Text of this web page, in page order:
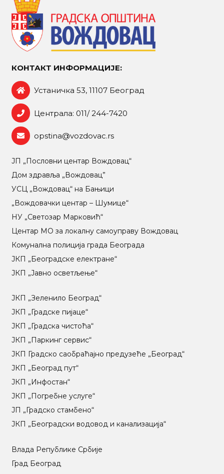
КОНТАКТ ИНФОРМАЦИЈЕ:
Устаничка 53, 11107 Београд
Централа: 011/ 244-7420
opstina@vozdovac.rs
ЈП „Пословни центар Вождовац“
Дом здравља „Вождовац”
УСЦ „Вождовац“ на Бањици
„Вождовачки центар – Шумице“
НУ „Светозар Марковић“
Центар МO за локалну самоуправу Вождовац
Комунална полиција града Београда
ЈКП „Београдске електране“
ЈКП „Јавно осветљење“
ЈКП „Зеленило Београд“
ЈКП „Градске пијаце“
ЈКП „Градска чистоћа“
ЈКП „Паркинг сервис“
ЈКП Градско саобраћајно предузеће „Београд“
ЈКП „Београд пут“
ЈКП „Инфостан“
ЈКП „Погребне услуге“
ЈП „Градско стамбено“
ЈКП „Београдски водовод и канализација“
Влада Републике Србије
Град Београд